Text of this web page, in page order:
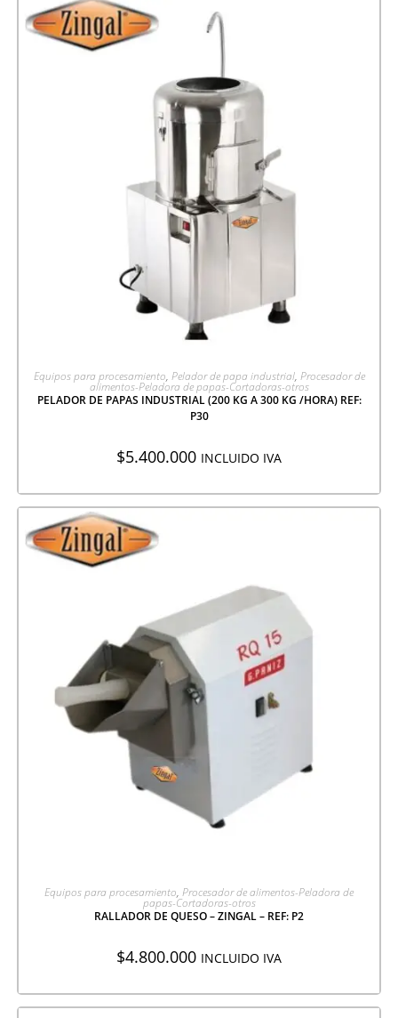
AGREGAR A COTIZACIÓN
Equipos para procesamiento, Pelador de papa industrial, Procesador de
alimentos-Peladora de papas-Cortadoras-otros
PELADOR DE PAPAS INDUSTRIAL (200 KG A 300 KG /HORA) REF:
P30
$5.400.000 INCLUIDO IVA
AGREGAR A COTIZACIÓN
Equipos para procesamiento, Procesador de alimentos-Peladora de
papas-Cortadoras-otros
RALLADOR DE QUESO – ZINGAL – REF: P2
$4.800.000 INCLUIDO IVA